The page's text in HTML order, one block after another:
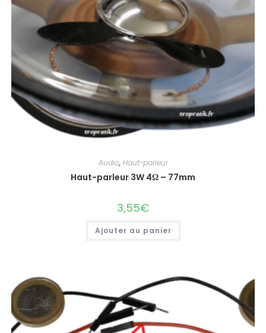
Audio, Haut-parleur
Haut-parleur 3W 4Ω – 77mm
3,55€
Ajouter au panier